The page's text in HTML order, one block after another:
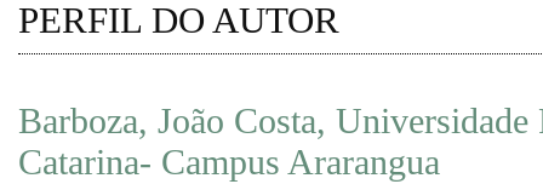
PERFIL DO AUTOR
Barboza, João Costa, Universidade
Catarina- Campus Ararangua